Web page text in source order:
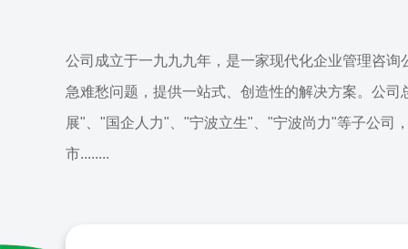
公司成立于一九九九年，是一家现代化企业管理咨询
急难愁问题，提供一站式、创造性的解决方案。公
展"、"国企人力"、"宁波立生"、"宁波尚力"等子公司
市........